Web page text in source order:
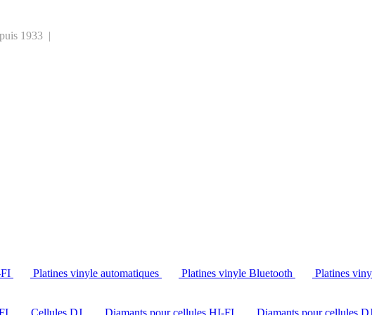
1933 |
Platines vinyle automatiques Platines vinyle Bluetooth
Platines
Cellules DJ Diamants pour cellules HI-FI
Diamants pour cellules